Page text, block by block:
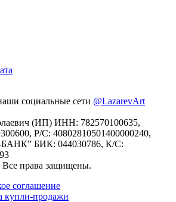
социальные сети @LazarevArt
(ИП) ИНН: 782570100635,
Р/С: 40802810501400000240,
БИК: 044030786, К/С:
права защищены.
соглашение
купли-продажи